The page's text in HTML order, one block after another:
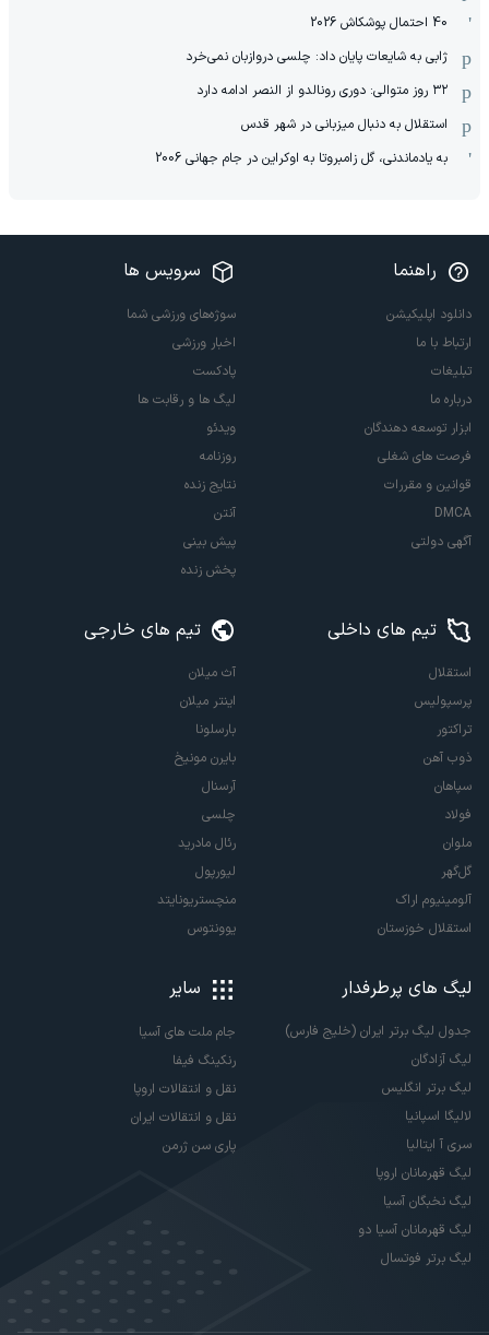
40 احتمال پوشکاش 2026
ژابی به شایعات پایان داد: چلسی دروازبان نمی‌خرد
۳۲ روز متوالی: دوری رونالدو از النصر ادامه دارد
استقلال به دنبال میزبانی در شهر قدس
به یادماندنی، گل زامبروتا به اوکراین در جام جهانی 2006
راهنما
دانلود اپلیکیشن
ارتباط با ما
تبلیغات
درباره ما
ابزار توسعه دهندگان
فرصت های شغلی
قوانین و مقررات
DMCA
آگهی دولتی
سرویس ها
سوژه‌های ورزشی شما
اخبار ورزشی
پادکست
لیگ ها و رقابت ها
ویدئو
روزنامه
نتایج زنده
آنتن
پیش بینی
پخش زنده
تیم های داخلی
استقلال
پرسپولیس
تراکتور
ذوب آهن
سپاهان
فولاد
ملوان
گل‌گهر
آلومینیوم اراک
استقلال خوزستان
تیم های خارجی
آث میلان
اینتر میلان
بارسلونا
بایرن مونیخ
آرسنال
چلسی
رئال مادرید
لیورپول
منچستریونایتد
یوونتوس
لیگ های پرطرفدار
جدول لیگ برتر ایران (خلیج فارس)
لیگ آزادگان
لیگ برتر انگلیس
لالیگا اسپانیا
سری آ ایتالیا
لیگ قهرمانان اروپا
لیگ نخبگان آسیا
لیگ قهرمانان آسیا دو
لیگ برتر فوتسال
سایر
جام ملت های آسیا
رنکینگ فیفا
نقل و انتقالات اروپا
نقل و انتقالات ایران
پاری سن ژرمن